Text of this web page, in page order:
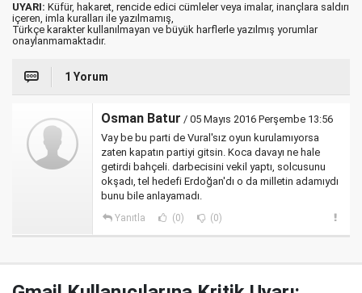
UYARI: Küfür, hakaret, rencide edici cümleler veya imalar, inançlara saldırı
içeren, imla kuralları ile yazılmamış,
Türkçe karakter kullanılmayan ve büyük harflerle yazılmış yorumlar
onaylanmamaktadır.
1 Yorum
Osman Batur / 05 Mayıs 2016 Perşembe 13:56
Vay be bu parti de Vural'sız oyun kurulamıyorsa
zaten kapatın partiyi gitsin. Koca davayı ne hale
getirdi bahçeli. darbecisini vekil yaptı, solcusunu
okşadı, tel hedefi Erdoğan'dı o da milletin adamıydı
bunu bile anlayamadı.
Yanıtla (0) (0)